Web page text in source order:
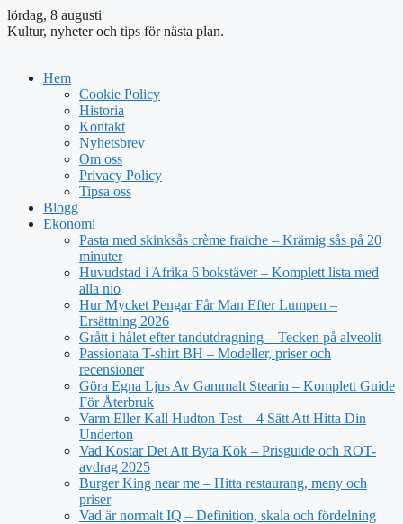
lördag, 8 augusti
Kultur, nyheter och tips för nästa plan.
Hem
Cookie Policy
Historia
Kontakt
Nyhetsbrev
Om oss
Privacy Policy
Tipsa oss
Blogg
Ekonomi
Pasta med skinksås crème fraiche – Krämig sås på 20
minuter
Huvudstad i Afrika 6 bokstäver – Komplett lista med
alla nio
Hur Mycket Pengar Får Man Efter Lumpen –
Ersättning 2026
Grått i hålet efter tandutdragning – Tecken på alveolit
Passionata T-shirt BH – Modeller, priser och
recensioner
Göra Egna Ljus Av Gammalt Stearin – Komplett Guide
För Återbruk
Varm Eller Kall Hudton Test – 4 Sätt Att Hitta Din
Underton
Vad Kostar Det Att Byta Kök – Prisguide och ROT-
avdrag 2025
Burger King near me – Hitta restaurang, meny och
priser
Vad är normalt IQ – Definition, skala och fördelning